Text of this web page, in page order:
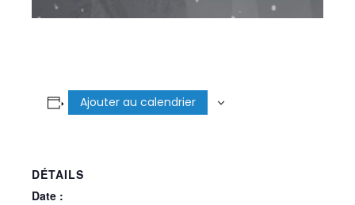
Ajouter au calendrier
DÉTAILS
Date :